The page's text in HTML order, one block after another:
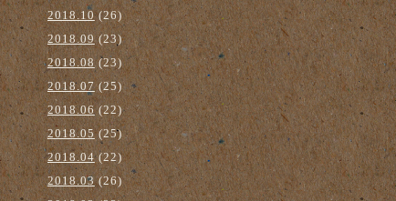
2018.10(26)
2018.09(23)
2018.08(23)
2018.07(25)
2018.06 (22)
2018.05(25)
2018.04(22)
2018.03(26)